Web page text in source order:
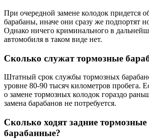
При очередной замене колодок придется
барабаны, иначе они сразу же подпортят
Однако ничего криминального в
автомобиля в таком виде нет.
Сколько служат тормозные
Штатный срок службы тормозных
уровне 80-90 тысяч километров пробега.
о замене тормозных колодок гораздо
замена барабанов не потребуется.
Сколько ходят задние
барабанные?